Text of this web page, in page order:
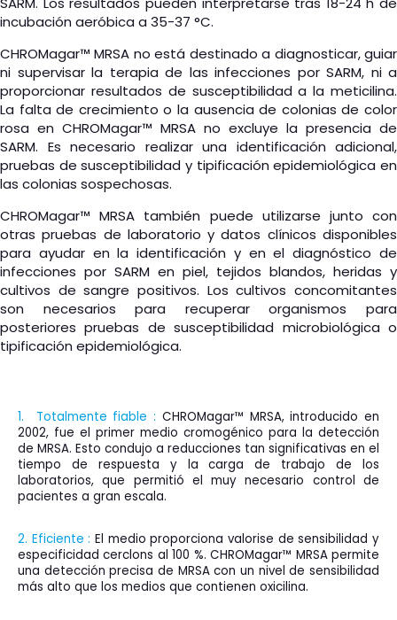
incubación aeróbica a 35-37 °C.
CHROMagar™ MRSA no está destinado a diagnosticar, guiar
ni supervisar la terapia de las infecciones por SARM, ni a
proporcionar resultados de susceptibilidad a la meticilina.
La falta de crecimiento o la ausencia de colonias de color
rosa en CHROMagar™ MRSA no excluye la presencia de
SARM. Es necesario realizar una identificación adicional,
pruebas de susceptibilidad y tipificación epidemiológica en
las colonias sospechosas.
CHROMagar™ MRSA también puede utilizarse junto con
otras pruebas de laboratorio y datos clínicos disponibles
para ayudar en la identificación y en el diagnóstico de
infecciones por SARM en piel, tejidos blandos, heridas y
cultivos de sangre positivos. Los cultivos concomitantes
son necesarios para recuperar organismos para
posteriores pruebas de susceptibilidad microbiológica o
tipificación epidemiológica.
1. Totalmente fiable : CHROMagar™ MRSA, introducido en
2002, fue el primer medio cromogénico para la detección
de MRSA. Esto condujo a reducciones tan significativas en el
tiempo de respuesta y la carga de trabajo de los
laboratorios, que permitió el muy necesario control de
pacientes a gran escala.
2. Eficiente : El medio proporciona valorise de sensibilidad y
especificidad cerclons al 100 %. CHROMagar™ MRSA permite
una detección precisa de MRSA con un nivel de sensibilidad
más alto que los medios que contienen oxicilina.